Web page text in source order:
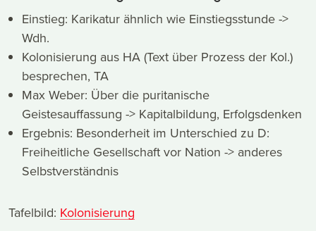
Einstieg: Karikatur ähnlich wie Einstiegsstunde ->
Wdh.
Kolonisierung aus HA (Text über Prozess der Kol.)
besprechen, TA
Max Weber: Über die puritanische
Geistesauffassung -> Kapitalbildung, Erfolgsdenken
Ergebnis: Besonderheit im Unterschied zu D:
Freiheitliche Gesellschaft vor Nation -> anderes
Selbstverständnis
Tafelbild: Kolonisierung